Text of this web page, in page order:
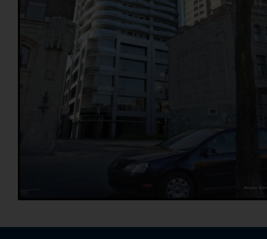
AcoustiCONDO Où acheter
Contact